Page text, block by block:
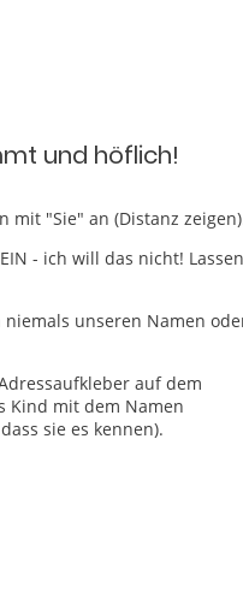
und höflich!
mit "Sie" an (Distanz
- ich will das nicht! Lassen
unseren Namen
auf dem
Kind mit dem Namen
sie es kennen).